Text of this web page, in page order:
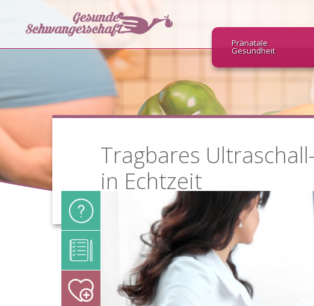
Pränatale
Gesundheit
Tragbares
in Echtzeit